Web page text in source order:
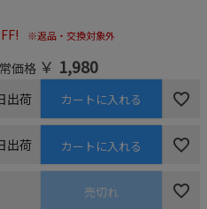
※返品・交換対象外
価格 ￥ 1,980
出荷 カートに入れる
出荷 カートに入れる
売切れ